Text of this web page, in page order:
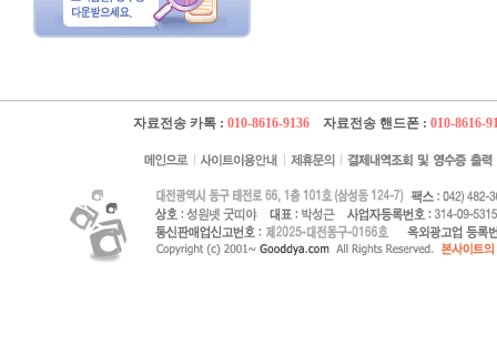
자료전송 카톡 : 010-8616-9136 자료전송 핸드폰 : 010-8616-